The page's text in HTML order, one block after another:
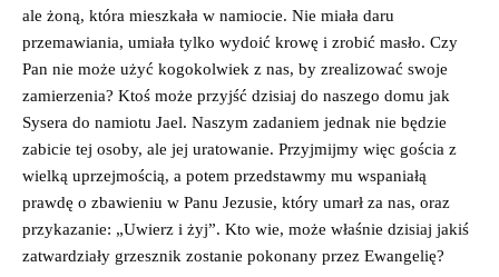
ale żoną, która mieszkała w namiocie. Nie miała daru
przemawiania, umiała tylko wydoić krowę i zrobić masło. Czy
Pan nie może użyć kogokolwiek z nas, by zrealizować swoje
zamierzenia? Ktoś może przyjść dzisiaj do naszego domu jak
Sysera do namiotu Jael. Naszym zadaniem jednak nie będzie
zabicie tej osoby, ale jej uratowanie. Przyjmijmy więc gościa z
wielką uprzejmością, a potem przedstawmy mu wspaniałą
prawdę o zbawieniu w Panu Jezusie, który umarł za nas, oraz
przykazanie: „Uwierz i żyj”. Kto wie, może właśnie dzisiaj jakiś
zatwardziały grzesznik zostanie pokonany przez Ewangelię?